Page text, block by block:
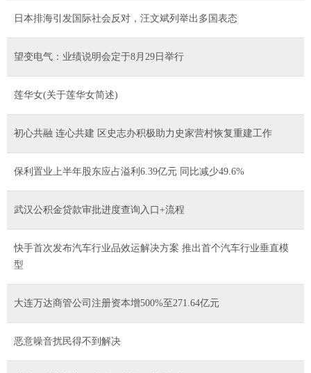
日本排海引发国际社会反对，汪文斌列举出多国表态
望变电气：业绩说明会定于8月29日举行
莲华女(关于莲华女简述)
初心共融 连心共建 区史志办积极助力史家营村恢复重建工作
保利置业上半年股东应占溢利6.39亿元 同比减少49.6%
武汉公积金贷款审批进度查询入口+流程
快手首次发布汽车行业品效运解决方案 推出首个汽车行业垂直模
型
大连万达商管公司注册资本增500%至271.64亿元
恶意噪音扰民得不到解决